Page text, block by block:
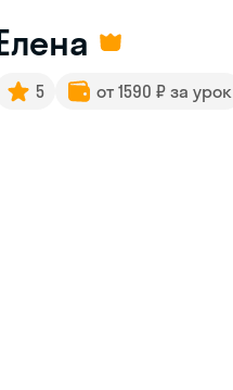
5 от 1590 ₽ за урок